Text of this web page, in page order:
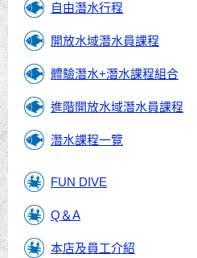
自由潛水行程
開放水域潛水員課程
體驗潛水+潛水課程組合
進階開放水域潛水員課程
潛水課程一覽
FUN DIVE
Q＆A
本店及員工介紹